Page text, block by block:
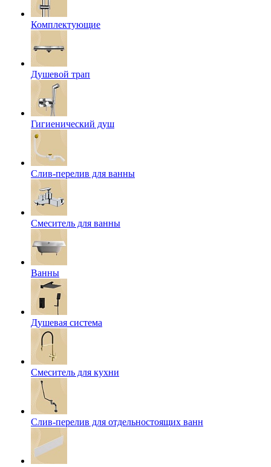
Комплектующие
Душевой трап
Гигиенический душ
Слив-перелив для ванны
Смеситель для ванны
Ванны
Душевая система
Смеситель для кухни
Слив-перелив для отдельностоящих ванн